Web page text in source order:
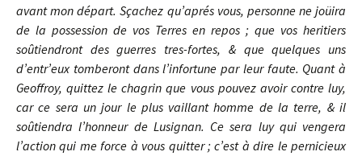
avant mon départ. Sçachez qu’aprés vous, personne ne joüira
de la possession de vos Terres en repos ; que vos heritiers
soûtiendront des guerres tres-fortes, & que quelques uns
d’entr’eux tomberont dans l’infortune par leur faute. Quant à
Geoffroy, quittez le chagrin que vous pouvez avoir contre luy,
car ce sera un jour le plus vaillant homme de la terre, & il
soûtiendra l’honneur de Lusignan. Ce sera luy qui vengera
l’action qui me force à vous quitter ; c’est à dire le pernicieux